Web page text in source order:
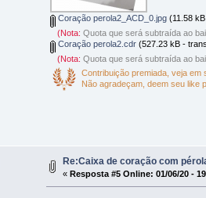
Coração perola2_ACD_0.jpg (11.58
(Nota: Quota que será subtraída ao
Coração perola2.cdr (527.23 kB -
(Nota: Quota que será subtraída ao
Contribuição premiada, veja em
Não agradeçam, deem seu like
Re:Caixa de coração com
«Resposta #5 Online: 01/06/20 -